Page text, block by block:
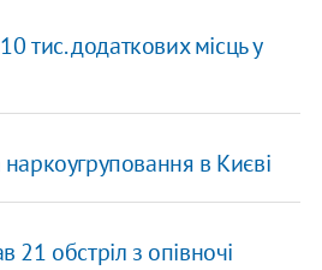
тис. додаткових місць у
в Києві
обстріл з опівночі